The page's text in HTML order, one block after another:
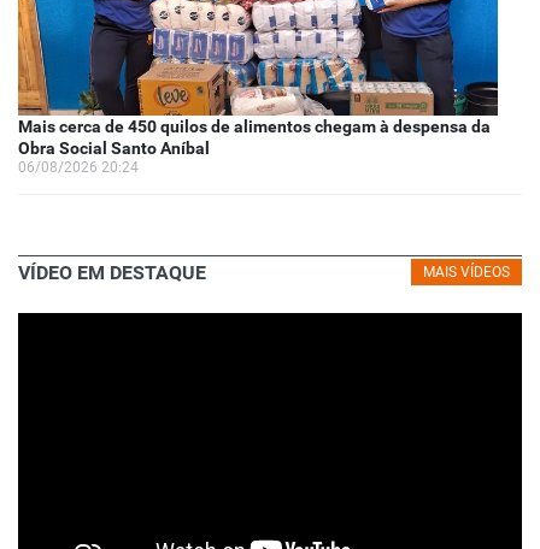
Mais cerca de 450 quilos de alimentos chegam à despensa da
Obra Social Santo Aníbal
06/08/2026 20:24
MAIS VÍDEOS
VÍDEO EM DESTAQUE